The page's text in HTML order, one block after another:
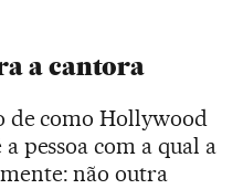
a cantora
como Hollywood
pessoa com a qual a
não outra